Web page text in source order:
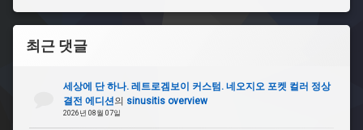
최근 댓글
세상에 단 하나. 레트로겜보이 커스텀. 네오지오 포켓 컬러 정상
결전 에디션의 sinusitis overview
2026년 08월 07일